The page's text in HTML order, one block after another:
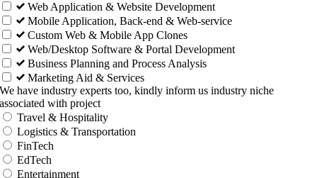
Web Application & Website Development
Mobile Application, Back-end & Web-service
Custom Web & Mobile App Clones
Web/Desktop Software & Portal Development
Business Planning and Process Analysis
Marketing Aid & Services
We have industry experts too, kindly inform us industry niche
associated with project
Travel & Hospitality
Logistics & Transportation
FinTech
EdTech
Entertainment